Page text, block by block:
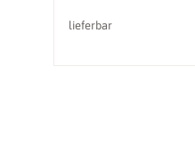
lieferbar